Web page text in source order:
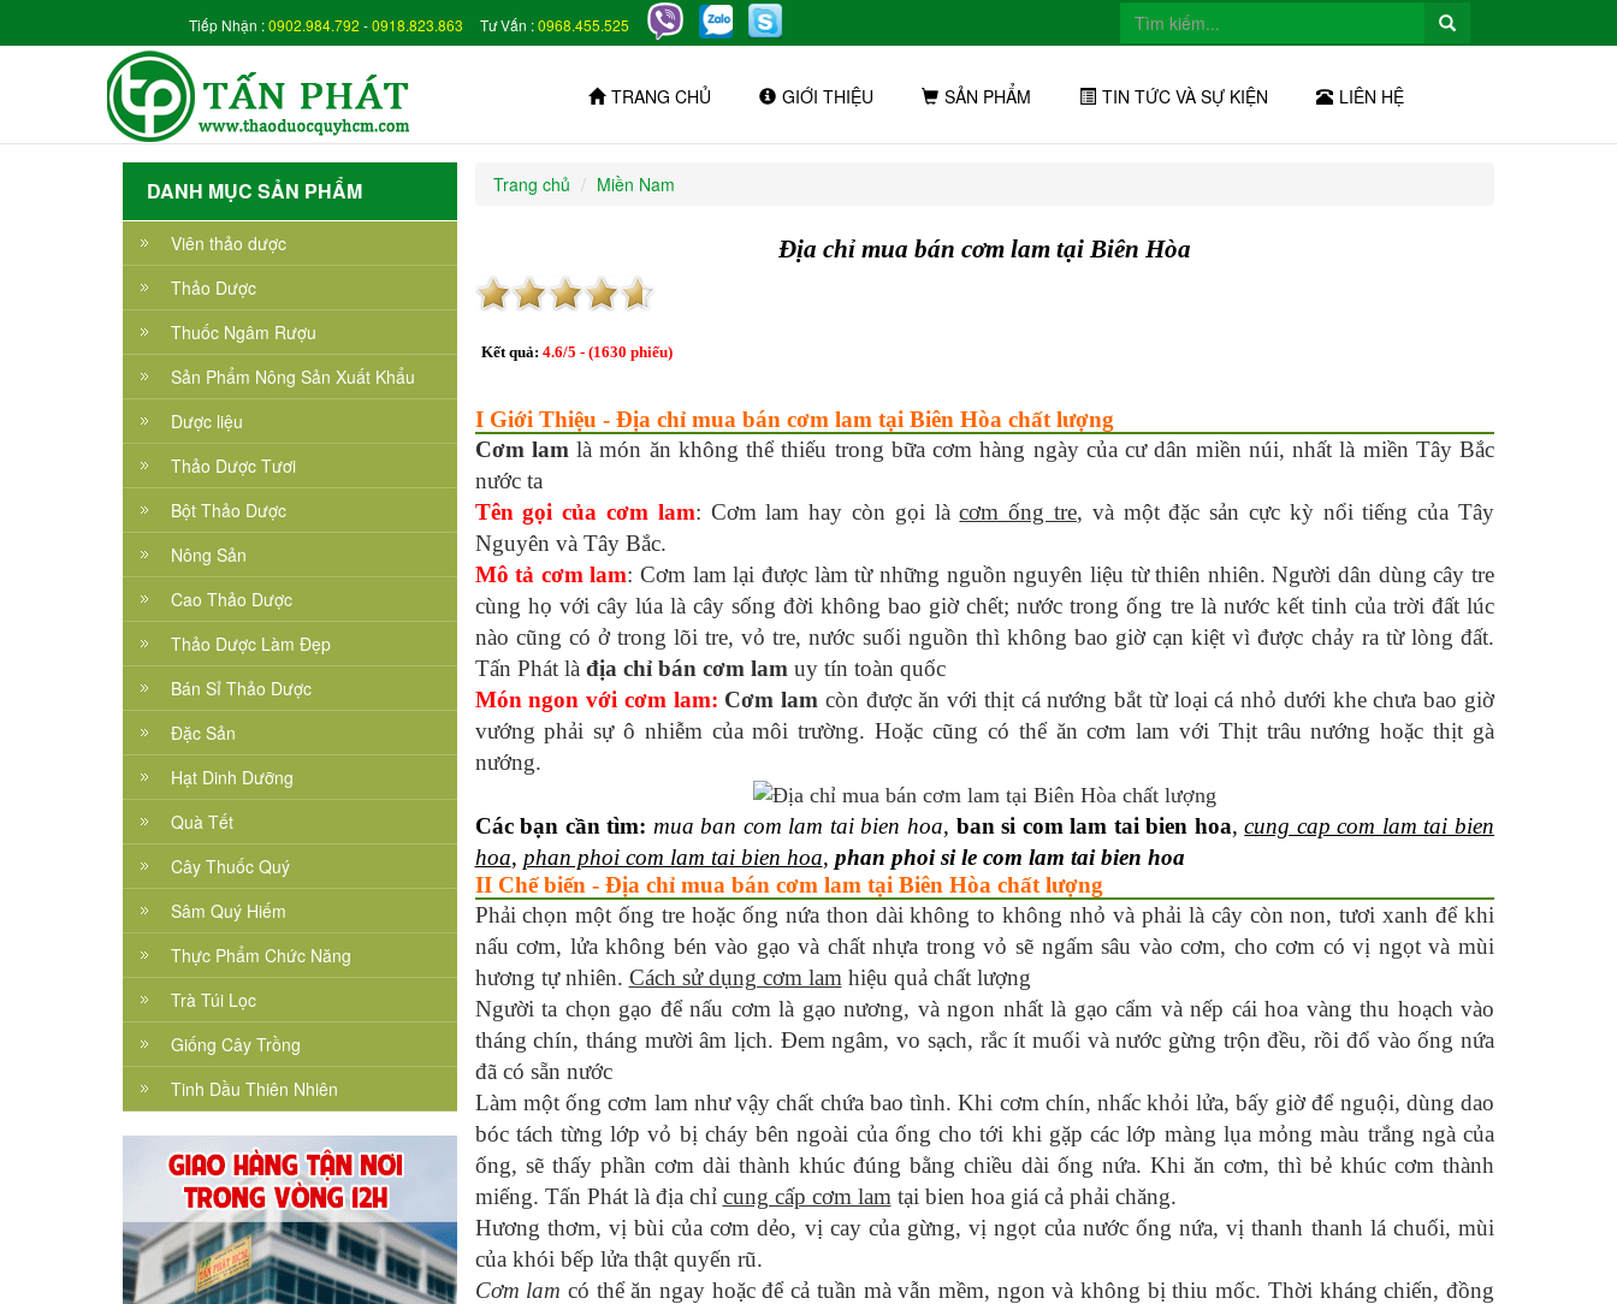
Tiếp Nhận :0902.984.792 -0918.823.863 Tư Vấn :0968.455.525
TRANG CHỦ GIỚI THIỆU SẢN PHẨM TIN TỨC VÀ SỰ KIỆN LIÊN HỆ
DANH MỤC SẢN PHẨM
Viên thảo dược
Thảo Dược
Thuốc Ngâm Rượu
Sản Phẩm Nông Sản Xuất Khẩu
Dược liệu
Thảo Dược Tươi
Bột Thảo Dược
Nông Sản
Cao Thảo Dược
Thảo Dược Làm Đẹp
Bán Sỉ Thảo Dược
Đặc Sản
Hạt Dinh Dưỡng
Quà Tết
Cây Thuốc Quý
Sâm Quý Hiếm
Thực Phẩm Chức Năng
Trà Túi Lọc
Giống Cây Trồng
Tinh Dầu Thiên Nhiên
Trang chủ Miền Nam
Địa chỉ mua bán cơm lam tại Biên Hòa
Kết quả: 4.6/5 - (1630 phiếu)
I Giới Thiệu - Địa chỉ mua bán cơm lam tại Biên Hòa chất lượng
Cơm lam là món ăn không thể thiếu trong bữa cơm hàng ngày của cư dân miền núi, nhất là miền Tây Bắc
nước ta
Tên gọi của cơm lam: Cơm lam hay còn gọi làcơm ống tre, và một đặc sản cực kỳ nổi tiếng của Tây
Nguyên và Tây Bắc.
Mô tả cơm lam: Cơm lam lại được làm từ những nguồn nguyên liệu từ thiên nhiên. Người dân dùng cây tre
cùng họ với cây lúa là cây sống đời không bao giờ chết; nước trong ống tre là nước kết tinh của trời đất lúc
nào cũng có ở trong lõi tre, vỏ tre, nước suối nguồn thì không bao giờ cạn kiệt vì được chảy ra từ lòng đất.
Tấn Phát là địa chỉ bán cơm lam uy tín toàn quốc
Món ngon với cơm lam: Cơm lam còn được ăn với thịt cá nướng bắt từ loại cá nhỏ dưới khe chưa bao giờ
vướng phải sự ô nhiễm của môi trường. Hoặc cũng có thể ăn cơm lam với Thịt trâu nướng hoặc thịt gà
nướng.
Các bạn cần tìm: mua ban com lam tai bien hoa, ban si com lam tai bien hoa,cung cap com lam tai bien
hoa, phan phoi com lam tai bien hoa, phan phoi si le com lam tai bien hoa
II Chế biến - Địa chỉ mua bán cơm lam tại Biên Hòa chất lượng
Phải chọn một ống tre hoặc ống nứa thon dài không to không nhỏ và phải là cây còn non, tươi xanh để khi
nấu cơm, lửa không bén vào gạo và chất nhựa trong vỏ sẽ ngấm sâu vào cơm, cho cơm có vị ngọt và mùi
hương tự nhiên. Cách sử dụng cơm lamhiệu quả chất lượng
Người ta chọn gạo để nấu cơm là gạo nương, và ngon nhất là gạo cẩm và nếp cái hoa vàng thu hoạch vào
tháng chín, tháng mười âm lịch. Đem ngâm, vo sạch, rắc ít muối và nước gừng trộn đều, rồi đổ vào ống nứa
đã có sẵn nước
Làm một ống cơm lam như vậy chất chứa bao tình. Khi cơm chín, nhấc khỏi lửa, bấy giờ để nguội, dùng dao
bóc tách từng lớp vỏ bị cháy bên ngoài của ống cho tới khi gặp các lớp màng lụa mỏng màu trắng ngà của
ống, sẽ thấy phần cơm dài thành khúc đúng bằng chiều dài ống nứa. Khi ăn cơm, thì bẻ khúc cơm thành
miếng. Tấn Phát là địa chỉ cung cấp cơm lamtại bien hoa giá cả phải chăng.
Hương thơm, vị bùi của cơm dẻo, vị cay của gừng, vị ngọt của nước ống nứa, vị thanh thanh lá chuối, mùi
của khói bếp lửa thật quyến rũ.
Cơm lam có thể ăn ngay hoặc để cả tuần mà vẫn mềm, ngon và không bị thiu mốc. Thời kháng chiến, đồng